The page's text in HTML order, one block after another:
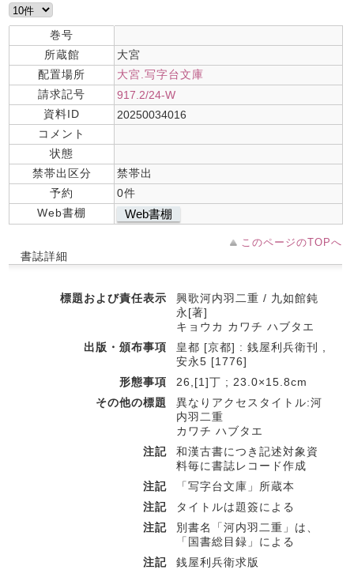
巻号
所蔵館
大宮
配置場所
大宮.写字台文庫
請求記号
917.2/24-W
資料ID
20250034016
コメント
状態
禁帯出区分
禁帯出
予約
0件
Web書棚
Web書棚
このページのTOPへ
書誌詳細
標題および責任表示
興歌河内羽二重 / 九如館鈍
永[著]
キョウカ カワチ ハブタエ
出版・頒布事項
皇都 [京都] : 銭屋利兵衛刊 ,
安永5 [1776]
形態事項
26,[1]丁 ; 23.0×15.8cm
その他の標題
異なりアクセスタイトル:河
内羽二重
カワチ ハブタエ
注記
和漢古書につき記述対象資
料毎に書誌レコード作成
注記
「写字台文庫」所蔵本
注記
タイトルは題簽による
注記
別書名「河内羽二重」は、
「国書総目録」による
注記
銭屋利兵衛求版